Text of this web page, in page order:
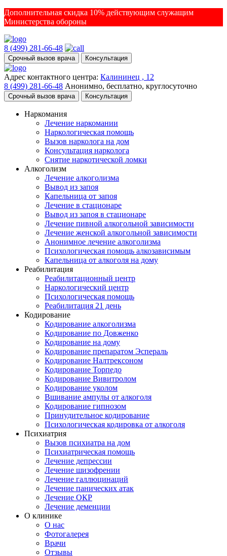
Дополнительная скидка 10% действующим служащим
Министерства обороны
8 (499) 281-66-48
Срочный вызов врача Консультация
Адрес контактного центра: Калининец , 12
8 (499) 281-66-48 Анонимно, бесплатно, круглосуточно
Срочный вызов врача Консультация
Наркомания
Лечение наркомании
Наркологическая помощь
Вызов нарколога на дом
Консультация нарколога
Снятие наркотической ломки
Алкоголизм
Лечение алкоголизма
Вывод из запоя
Капельница от запоя
Лечение в стационаре
Вывод из запоя в стационаре
Лечение пивной алкогольной зависимости
Лечение женской алкогольной зависимости
Анонимное лечение алкоголизма
Психологическая помощь алкозависимым
Капельница от алкоголя на дому
Реабилитация
Реабилитационный центр
Наркологический центр
Психологическая помощь
Реабилитация 21 день
Кодирование
Кодирование алкоголизма
Кодирование по Довженко
Кодирование на дому
Кодирование препаратом Эспераль
Кодирование Налтрексоном
Кодирование Торпедо
Кодирование Вивитролом
Кодирование уколом
Вшивание ампулы от алкоголя
Кодирование гипнозом
Принудительное кодирование
Психологическая кодировка от алкоголя
Психиатрия
Вызов психиатра на дом
Психиатрическая помощь
Лечение депрессии
Лечение шизофрении
Лечение галлюцинаций
Лечение панических атак
Лечение ОКР
Лечение деменции
О клинике
О нас
Фотогалерея
Врачи
Отзывы